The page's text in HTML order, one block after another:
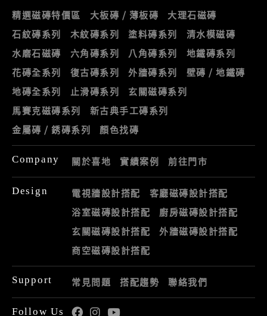
精選磁磚特價區 大板磚 / 薄板磚
大理石磁磚
石紋磚系列
木紋磚系列 塗料磚系列
清水模磁磚
水磨石磁磚
六角磚系列 八角磚系列
地鐵磚系列
花磚全系列
復古磚系列 外牆磚系列
壁磚 / 地鐵磚
地磚全系列
止滑磚系列
玄關磁磚系列
馬賽克磁磚系列
新古典手工磚系列
金屬磚 / 銹磚系列
顏色找磚
Company 關於喜地 實績案例 前往門市
Design 電視牆設計搭配
客廳磁磚設計搭配
浴室磁磚設計搭配
廚房磁磚設計搭配
玄關磁磚設計搭配
外牆磁磚設計搭配
商空磁磚設計搭配
Support 常見問題 搭配趨勢 聯絡我們
Follow Us